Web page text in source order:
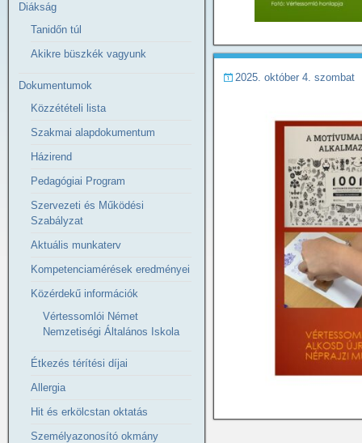
2025. október 4. szombat
Diákság
Tanidőn túl
Akikre büszkék vagyunk
Dokumentumok
Közzétételi lista
Szakmai alapdokumentum
Házirend
Pedagógiai Program
Szervezeti és Működési
Szabályzat
Aktuális munkaterv
Kompetenciamérések eredményei
Közérdekű információk
Vértessomlói Német
Nemzetiségi Általános Iskola
Étkezés térítési díjai
Allergia
Hit és erkölcstan oktatás
Személyazonosító okmány